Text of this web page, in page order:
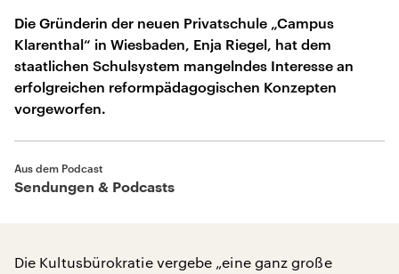
Die Gründerin der neuen Privatschule „Campus
Klarenthal“ in Wiesbaden, Enja Riegel, hat dem
staatlichen Schulsystem mangelndes Interesse an
erfolgreichen reformpädagogischen Konzepten
vorgeworfen.
Aus dem Podcast
Sendungen & Podcasts
Die Kultusbürokratie vergebe „eine ganz große